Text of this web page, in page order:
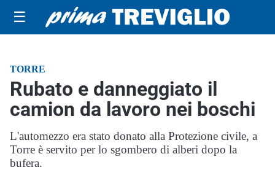
☰
TORRE
Rubato e danneggiato il
camion da lavoro nei boschi
L'automezzo era stato donato alla Protezione civile, a
Torre è servito per lo sgombero di alberi dopo la
bufera.